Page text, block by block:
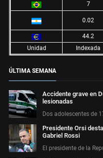
7
0.02
44.2
Unidad
Indexada
ÚLTIMA SEMANA
Accidente grave en
lesionadas
Dos adolescentes de
Presidente Orsi
Gabriel Rossi
El presidente de la